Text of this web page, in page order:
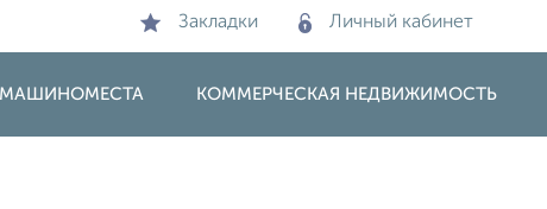
Закладки Личный кабинет
МАШИНОМЕСТА КОММЕРЧЕСКАЯ НЕДВИЖИМОСТЬ